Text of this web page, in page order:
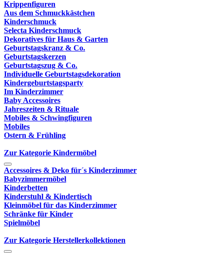
Krippenfiguren
Aus dem Schmuckkästchen
Kinderschmuck
Selecta Kinderschmuck
Dekoratives für Haus & Garten
Geburtstagskranz & Co.
Geburtstagskerzen
Geburtstagszug & Co.
Individuelle Geburtstagsdekoration
Kindergeburtstagsparty
Im Kinderzimmer
Baby Accessoires
Jahreszeiten & Rituale
Mobiles & Schwingfiguren
Mobiles
Ostern & Frühling
Zur Kategorie Kindermöbel
Accessoires & Deko für´s Kinderzimmer
Babyzimmermöbel
Kinderbetten
Kinderstuhl & Kindertisch
Kleinmöbel für das Kinderzimmer
Schränke für Kinder
Spielmöbel
Zur Kategorie Herstellerkollektionen